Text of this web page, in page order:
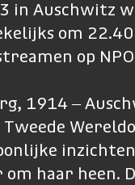
in Auschwitz
om
op
1914 –
haar heen.